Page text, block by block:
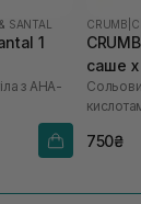
SANTAL
1
з AHA-
CRUMB
саше х
750₴